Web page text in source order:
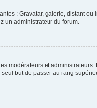
: Gravatar, galerie, distant ou
un administrateur du forum.
modérateurs et
but de passer au rang